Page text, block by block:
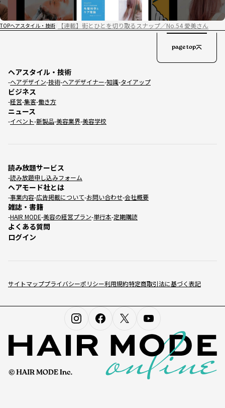
TOPヘアスタイル・技術 【連載】街とひとを切り取るスナップ／No.54 愛美さん
サイトマッププライバシーポリシー利用規約特定商取引法に基づく表記
ヘアスタイル・技術
ヘアデザイン 技術 ヘアデザイナー 知識 タイアップ
ビジネス
経営 集客 働き方
ニュース
イベント 新製品 美容業界 美容学校
読み放題サービス
読み放題申し込みフォーム
ヘアモード社とは
事業内容 広告掲載について お問い合わせ 会社概要
雑誌・書籍
HAIR MODE 美容の経営プラン 単行本 定期購読
よくある質問
ログイン
page top